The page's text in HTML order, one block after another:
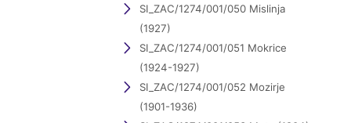
SI_ZAC/1274/001/050 Mislinja
(1927)
SI_ZAC/1274/001/051 Mokrice
(1924-1927)
SI_ZAC/1274/001/052 Mozirje
(1901-1936)